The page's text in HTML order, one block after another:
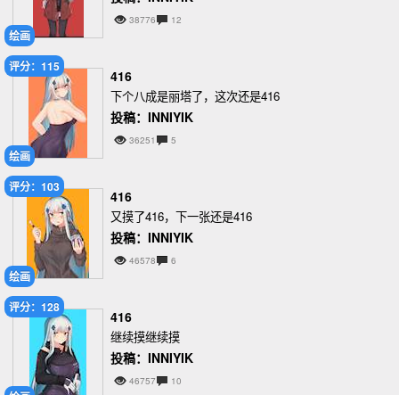
绘画
38776 12
绘画
评分：115
416
下个八成是丽塔了，这次还是416
投稿：INNIYIK
36251 5
绘画
评分：103
416
又摸了416，下一张还是416
投稿：INNIYIK
46578 6
评分：128
416
继续摸继续摸
投稿：INNIYIK
46757 10